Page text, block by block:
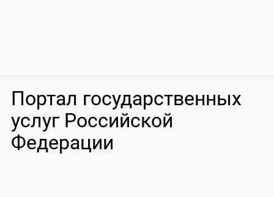
Портал государственных
услуг Российской
Федерации